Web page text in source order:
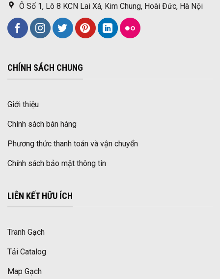
Ô Số 1, Lô 8 KCN Lai Xá, Kim Chung, Hoài Đức, Hà Nội
CHÍNH SÁCH CHUNG
Giới thiệu
Chính sách bán hàng
Phương thức thanh toán và vận chuyển
Chính sách bảo mật thông tin
LIÊN KẾT HỮU ÍCH
Tranh Gạch
Tải Catalog
Map Gạch